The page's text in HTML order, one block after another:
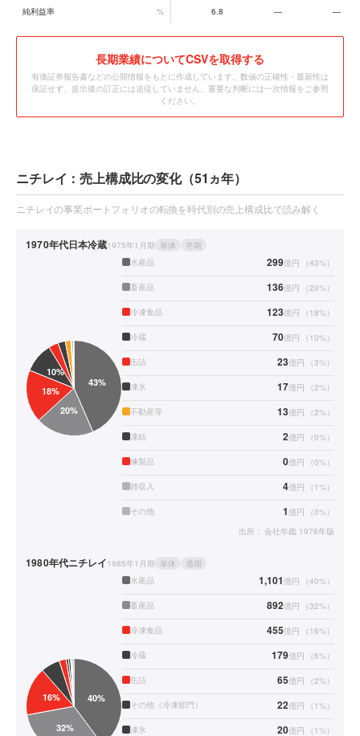
純利益率 % 6.8 — —
長期業績についてCSVを取得する
有価証券報告書などの公開情報をもとに作成しています。数値の正確性・最新性は
保証せず、提出後の訂正には追従していません。重要な判断には一次情報をご参照
ください。
ニチレイ：売上構成比の変化（51ヵ年）
ニチレイの事業ポートフォリオの転換を時代別の売上構成比で読み解く
1970年代日本冷蔵1975年1月期 単体
半期
水産品
299億円 （43%）
畜産品 136億円 （20%）
冷凍食品 123億円 （ 18%）
冷蔵 70億円 （ 10%）
缶詰 23億円 （3%）
凍氷 17億円 （2%）
不動産等 13億円 （2%）
凍結 2億円 （0%）
練製品 0億円 （0%）
雑収入 4億円 （ 1%）
その他 1億円 （0%）
出所： 会社年鑑 1976年版
1980年代ニチレイ1985年1月期 単体
通期
水産品
1,101億円 （40%）
畜産品 892億円 （32%）
冷凍食品 455億円 （ 16%）
冷蔵 179億円 （6%）
缶詰 65億円 （2%）
その他（冷凍部門） 22億円 （ 1%）
凍氷 20億円 （ 1%）